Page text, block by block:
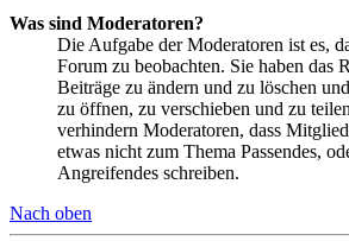
Was sind Moderatoren?
Die Aufgabe der Moderatoren ist es,
Forum zu beobachten. Sie haben das
Beiträge zu ändern und zu löschen
zu öffnen, zu verschieben und zu
verhindern Moderatoren, dass
etwas nicht zum Thema Passendes,
Angreifendes schreiben.
Nach oben